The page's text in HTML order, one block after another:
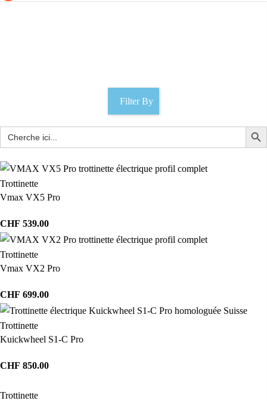
Filter By
Trottinette
Vmax VX5 Pro
CHF 539.00
Trottinette
Vmax VX2 Pro
CHF 699.00
Trottinette
Kuickwheel S1-C Pro
CHF 850.00
Trottinette